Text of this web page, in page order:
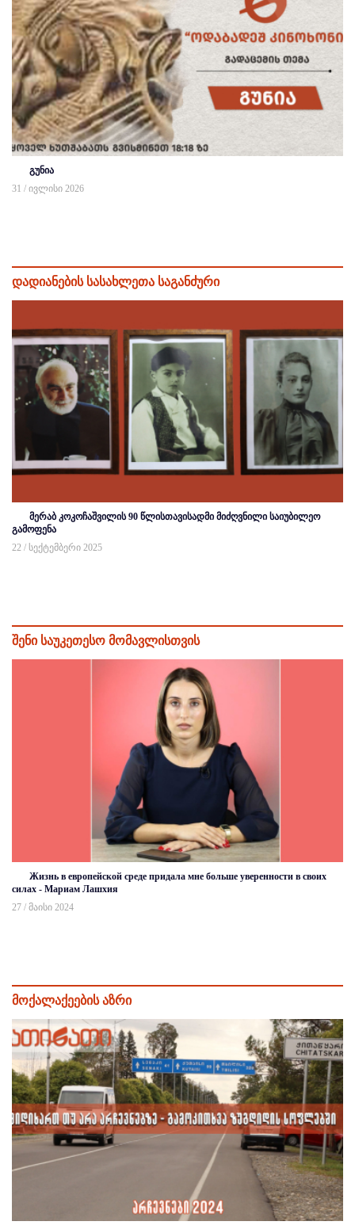
გუნია
31 / ივლისი 2026
დადიანების სასახლეთა საგანძური
მერაბ კოკოჩაშვილის 90 წლისთავისადმი მიძღვნილი საიუბილეო
გამოფენა
22 / სექტემბერი 2025
შენი საუკეთესო მომავლისთვის
Жизнь в европейской среде придала мне больше уверенности в своих
силах - Мариам Лашхия
27 / მაისი 2024
მოქალაქეების აზრი